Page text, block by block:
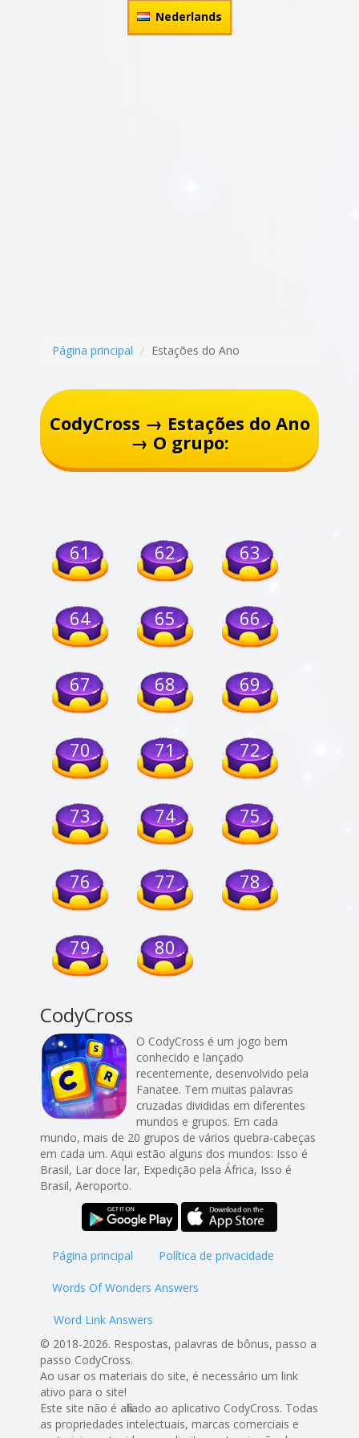
Nederlands
Página principal Estações do Ano
CodyCross → Estações do Ano
→ O grupo:
61 62 63
64 65 66
67 68 69
70 71 72
73 74 75
76 77 78
79 80
CodyCross
O CodyCross é um jogo bem
conhecido e lançado
recentemente, desenvolvido pela
Fanatee. Tem muitas palavras
cruzadas divididas em diferentes
mundos e grupos. Em cada
mundo, mais de 20 grupos de vários quebra-cabeças
em cada um. Aqui estão alguns dos mundos: Isso é
Brasil, Lar doce lar, Expedição pela África, Isso é
Brasil, Aeroporto.
Página principal Política de privacidade
Words Of Wonders Answers
Word Link Answers
© 2018-2026. Respostas, palavras de bônus, passo a
passo CodyCross.
Ao usar os materiais do site, é necessário um link
ativo para o site!
Este site não é afiliado ao aplicativo CodyCross. Todas
as propriedades intelectuais, marcas comerciais e